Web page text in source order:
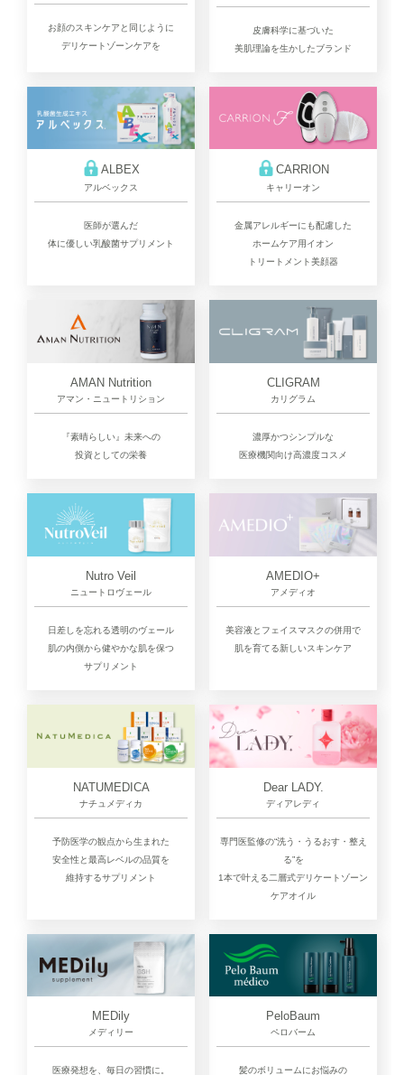
お顔のスキンケアと同じように
デリケートゾーンケアを
皮膚科学に基づいた
美肌理論を生かしたブランド
ALBEX
アルベックス
医師が選んだ
体に優しい乳酸菌サプリメント
CARRION
キャリーオン
金属アレルギーにも配慮した
ホームケア用イオン
トリートメント美顔器
AMAN Nutrition
アマン・ニュートリション
『素晴らしい』未来への
投資としての栄養
CLIGRAM
カリグラム
濃厚かつシンプルな
医療機関向け高濃度コスメ
Nutro Veil
ニュートロヴェール
日差しを忘れる透明のヴェール
肌の内側から健やかな肌を保つ
サプリメント
AMEDIO+
アメディオ
美容液とフェイスマスクの併用で
肌を育てる新しいスキンケア
NATUMEDICA
ナチュメディカ
予防医学の観点から生まれた
安全性と最高レベルの品質を
維持するサプリメント
Dear LADY.
ディアレディ
専門医監修の“洗う・うるおす・整え
る”を
1本で叶える二層式デリケートゾーン
ケアオイル
MEDily
メディリー
医療発想を、毎日の習慣に。
PeloBaum
ペロバーム
髪のボリュームにお悩みの